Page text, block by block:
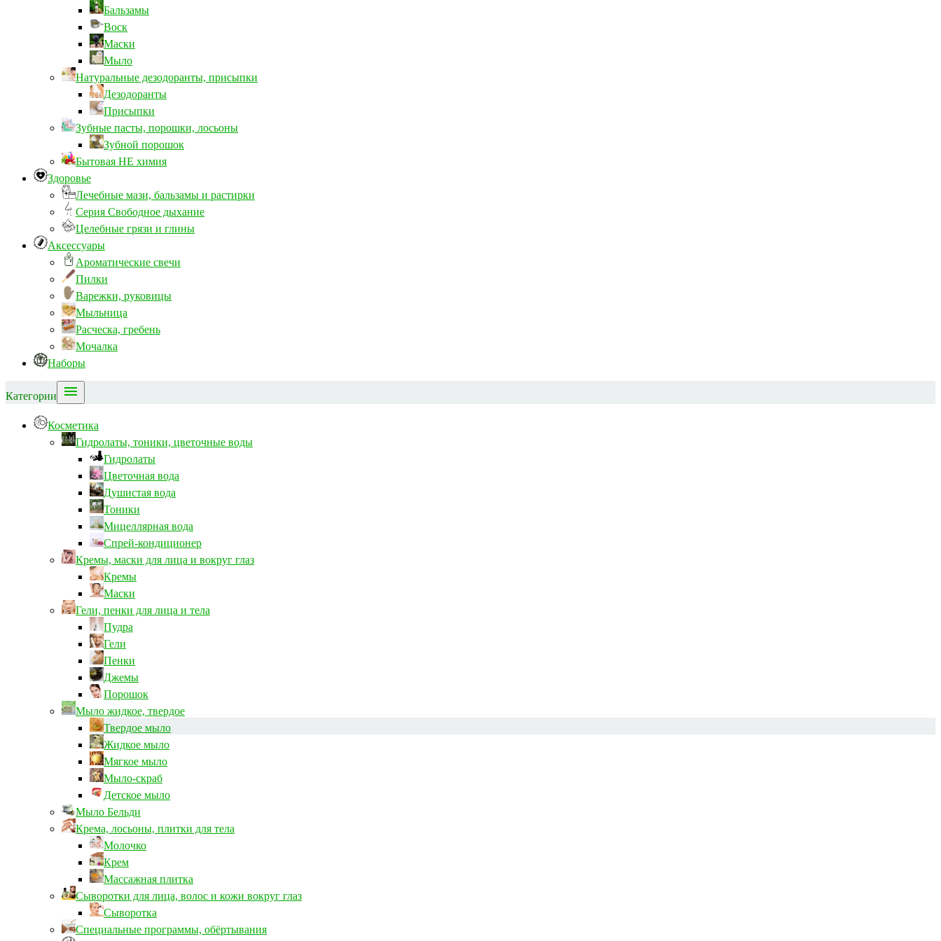
Бальзамы
Воск
Маски
Мыло
Натуральные дезодоранты, присыпки
Дезодоранты
Присыпки
Зубные пасты, порошки, лосьоны
Зубной порошок
Бытовая НЕ химия
Здоровье
Лечебные мази, бальзамы и растирки
Серия Свободное дыхание
Целебные грязи и глины
Аксессуары
Ароматические свечи
Пилки
Варежки, руковицы
Мыльница
Расческа, гребень
Мочалка
Наборы
Категории 
Косметика
Гидролаты, тоники, цветочные воды
Гидролаты
Цветочная вода
Душистая вода
Тоники
Мицеллярная вода
Спрей-кондиционер
Кремы, маски для лица и вокруг глаз
Кремы
Маски
Гели, пенки для лица и тела
Пудра
Гели
Пенки
Джемы
Порошок
Мыло жидкое, твердое
Твердое мыло
Жидкое мыло
Мягкое мыло
Мыло-скраб
Детское мыло
Мыло Бельди
Крема, лосьоны, плитки для тела
Молочко
Крем
Массажная плитка
Сыворотки для лица, волос и кожи вокруг глаз
Сыворотка
Специальные программы, обёртывания